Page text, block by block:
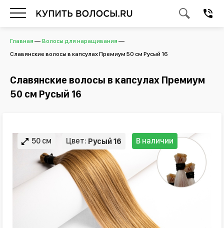
Главная
Волосы для наращивания
Славянские волосы в капсулах Премиум 50 см Русый 16
Славянские волосы в капсулах Премиум
50 см Русый 16
50 см Цвет: Русый 16 В наличии